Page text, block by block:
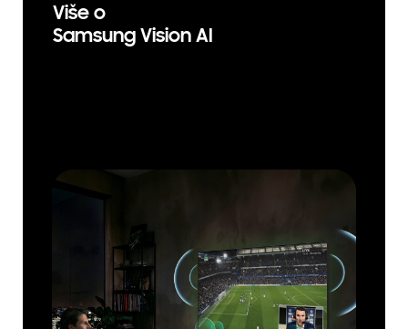
Više o
Samsung Vision AI